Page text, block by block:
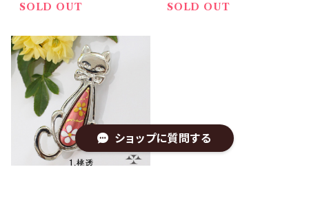
SOLD OUT
SOLD OUT
ショップに質問する